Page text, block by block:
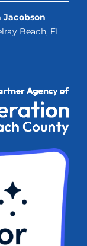
Beach, FL